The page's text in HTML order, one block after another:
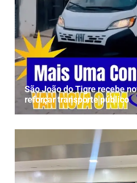
São João do Tigre recebe
reforçar transporte público